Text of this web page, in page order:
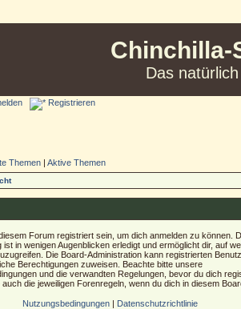
Chinchilla-
Das
Registrieren
Themen |Aktive Themen
Forum registriert sein, um dich anmelden zu können.
ist in wenigen Augenblicken erledigt und ermöglicht dir, auf
Die Board-Administration kann registrierten
Berechtigungen zuweisen. Beachte bitte unsere
und die verwandten Regelungen, bevor du dich
auch die jeweiligen Forenregeln, wenn du dich in diesem
Nutzungsbedingungen| Datenschutzrichtlinie